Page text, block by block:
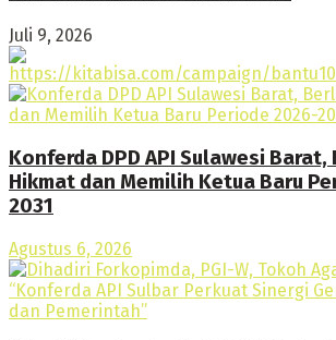
Juli 9, 2026
Konferda DPD API Sulawesi
Hikmat dan Memilih Ketua Baru
2031
Agustus 6, 2026